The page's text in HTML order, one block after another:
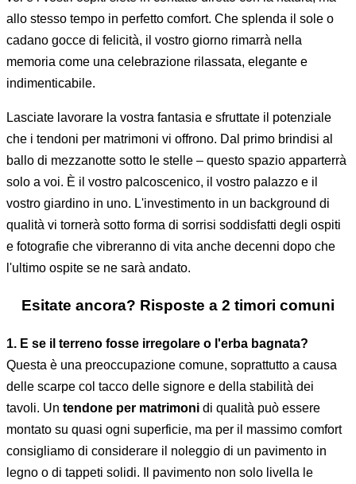
allo stesso tempo in perfetto comfort. Che splenda il sole o
cadano gocce di felicità, il vostro giorno rimarrà nella
memoria come una celebrazione rilassata, elegante e
indimenticabile.
Lasciate lavorare la vostra fantasia e sfruttate il potenziale
che i tendoni per matrimoni vi offrono. Dal primo brindisi al
ballo di mezzanotte sotto le stelle – questo spazio apparterrà
solo a voi. È il vostro palcoscenico, il vostro palazzo e il
vostro giardino in uno. L'investimento in un background di
qualità vi tornerà sotto forma di sorrisi soddisfatti degli ospiti
e fotografie che vibreranno di vita anche decenni dopo che
l'ultimo ospite se ne sarà andato.
Esitate ancora? Risposte a 2 timori comuni
1. E se il terreno fosse irregolare o l'erba bagnata?
Questa è una preoccupazione comune, soprattutto a causa
delle scarpe col tacco delle signore e della stabilità dei
tavoli. Un tendone per matrimoni di qualità può essere
montato su quasi ogni superficie, ma per il massimo comfort
consigliamo di considerare il noleggio di un pavimento in
legno o di tappeti solidi. Il pavimento non solo livella le